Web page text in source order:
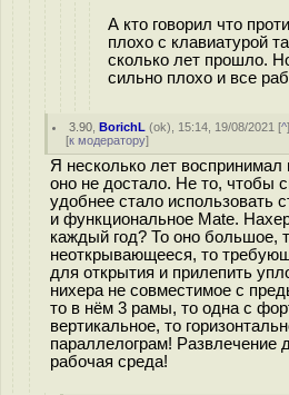
А кто говорил что
плохо с клавиатурой
сколько лет прошло.
сильно плохо и все
3.90 ,BorichL (ok), 15:14, 19/08/2021 [^
[к модератору]
Я несколько лет воспринимал
оно не достало. Не то, чтобы
удобнее стало использовать
и функциональное Mate.
каждый год? То оно большое,
неоткрывающееся, то
для открытия и прилепить
нихера не совместимое с
то в нём 3 рамы, то одна с
вертикальное, то
параллелограм! Развлечение
рабочая среда!